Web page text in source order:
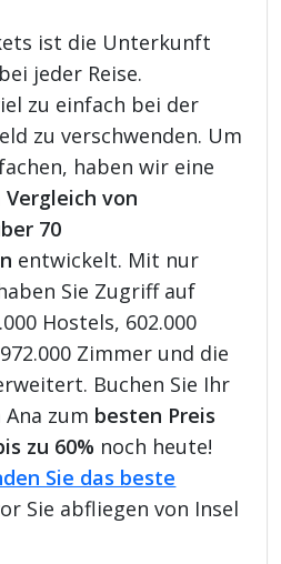
ist die Unterkunft
jeder Reise.
zu einfach bei der
zu verschwenden. Um
haben wir eine
Vergleich von
70
entwickelt. Mit nur
Sie Zugriff auf
Hostels, 602.000
Zimmer und die
Buchen Sie Ihr
zum besten Preis
zu 60% noch heute!
Sie das beste
Sie abfliegen von Insel